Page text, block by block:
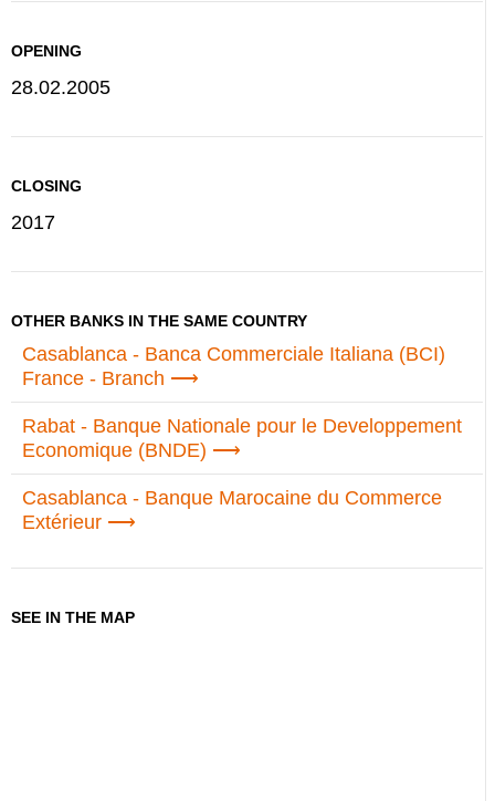
OPENING
28.02.2005
CLOSING
2017
OTHER BANKS IN THE SAME COUNTRY
Casablanca - Banca Commerciale Italiana (BCI)
France - Branch
Rabat - Banque Nationale pour le Developpement
Economique (BNDE)
Casablanca - Banque Marocaine du Commerce
Extérieur
SEE IN THE MAP